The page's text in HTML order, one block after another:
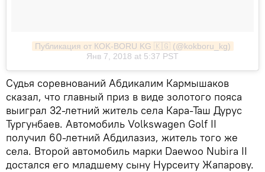
Публикация от КOK-BORU KG 🇰🇬 (@kokboru_kg)
Янв 7, 2018 at 5:37 PST
Судья соревнований Абдикалим Кармышаков
сказал, что главный приз в виде золотого пояса
выиграл 32-летний житель села Кара-Таш Дурус
Тургунбаев. Автомобиль Volkswagen Golf II
получил 60-летний Абдилазиз, житель того же
села. Второй автомобиль марки Daewoo Nubira II
достался его младшему сыну Нурсеиту Жапарову.